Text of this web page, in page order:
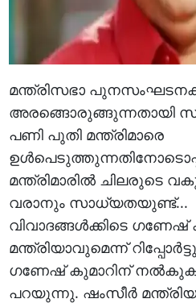
മന്ത്രിസഭാ
അരങ്ങൊരുങ്ങുന്നതായി
പണി പുതി മന്ത്രിമാരെ
മന്ത്രിമാരില്‍ ചിലരുടെ
വരാനും സാധ്യതയുണ്ട്...
വിവാദങ്ങള്‍ക്കിടെ ഗണേഷ്
മന്ത്രിയാവുമെന്ന്
ഗണേഷ് കുമാറിന്
പറയുന്നു. ഷംസീര്‍